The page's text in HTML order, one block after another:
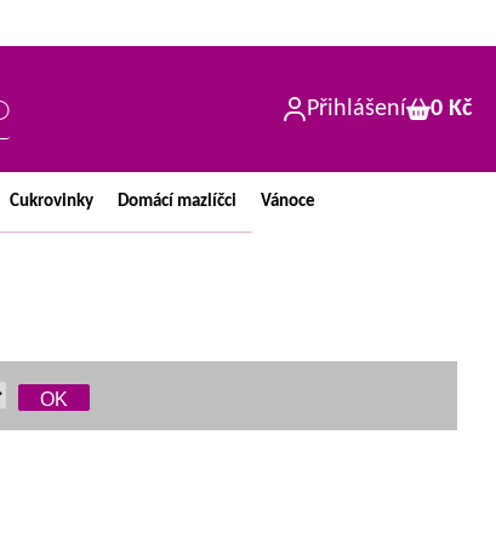
Přihlášení 0 Kč
Cukrovinky Domácí mazlíčci Vánoce